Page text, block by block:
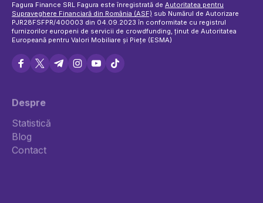
Fagura Finance SRL Fagura este înregistrată de Autoritatea pentru
Supraveghere Financiară din România (ASF) sub Numărul de Autorizare
PJR28FSFPR/400003 din 04.09.2023 în conformitate cu registrul
furnizorilor europeni de servicii de crowdfunding, ținut de Autoritatea
Europeană pentru Valori Mobiliare și Piețe (ESMA)
Despre
Statistică
Blog
Contact